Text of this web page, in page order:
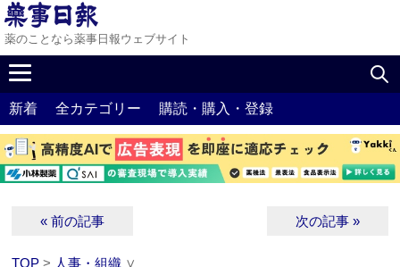
薬のことなら薬事日報ウェブサイト
新着 全カテゴリー 購読・購入・登録
« 前の記事 次の記事 »
TOP > 人事・組織 ∨